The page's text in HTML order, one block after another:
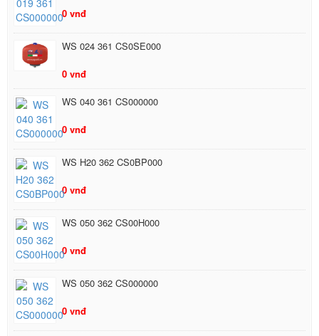
0 vnđ
WS 024 361 CS0SE000
0 vnđ
WS 040 361 CS000000
0 vnđ
WS H20 362 CS0BP000
0 vnđ
WS 050 362 CS00H000
0 vnđ
WS 050 362 CS000000
0 vnđ